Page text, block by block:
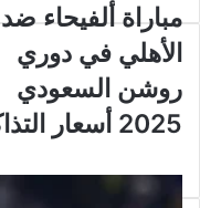
مباراة
ألفيحاء
ضد
الأهلي
في
دوري
السعودي
2025
مباراة ألفيحاء ضد
الأهلي في دوري
روشن السعودي
2025 أسعار التذاكر